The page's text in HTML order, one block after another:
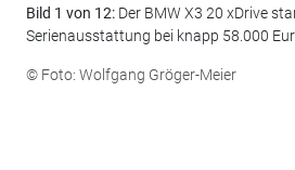
Bild 1 von 12: Der BMW X3 20 xDrive
Serienausstattung bei knapp 58.000
© Foto: Wolfgang Gröger-Meier